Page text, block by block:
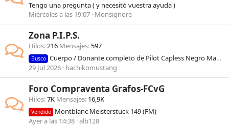
Tengo una pregunta ( y necesitó vuestra ayuda )
Miércoles a las 19:07 Monsignore
Zona P.I.P.S.
Hilos 216 Mensajes 597
Busco Cuerpo / Donante completo de Pilot Capless Negro Mate (Matte Black)
29 Jul 2026 hachikomustang
Foro Compraventa Grafos-FCvG
Hilos 7K Mensajes 16,9K
Vendido Montblanc Meisterstuck 149 (FM)
Ayer a las 14:38 alb128